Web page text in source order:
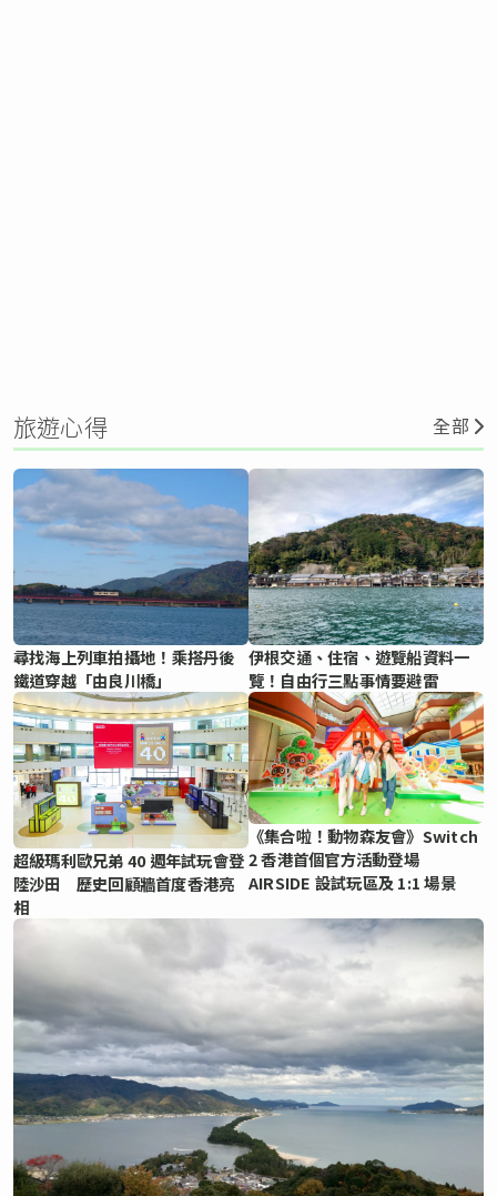
旅遊心得 全部
尋找海上列車拍攝地！乘搭丹後
鐵道穿越「由良川橋」
伊根交通、住宿、遊覽船資料一
覽！自由行三點事情要避雷
超級瑪利歐兄弟 40 週年試玩會登
陸沙田 歷史回顧牆首度香港亮
相
《集合啦！動物森友會》Switch
2 香港首個官方活動登場
AIRSIDE 設試玩區及 1:1 場景